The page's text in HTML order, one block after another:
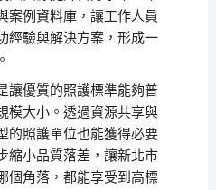
案例資料庫，讓工作人員
經驗與解決方案，形成一
讓優質的照護標準能夠普
模大小。透過資源共享與
的照護單位也能獲得必要
縮小品質落差，讓新北市
個角落，都能享受到高標